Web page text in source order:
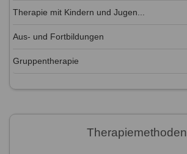
Therapie mit Kindern und Jugen...
Aus- und Fortbildungen
Gruppentherapie
Therapiemethoden